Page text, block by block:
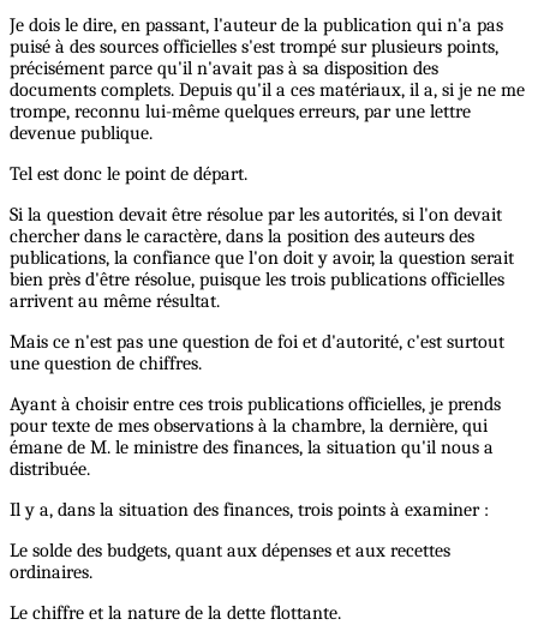
Je dois le dire, en passant, l'auteur de la publication qui n'a pas
puisé à des sources officielles s'est trompé sur plusieurs points,
précisément parce qu'il n'avait pas à sa disposition des
documents complets. Depuis qu'il a ces matériaux, il a, si je ne me
trompe, reconnu lui-même quelques erreurs, par une lettre
devenue publique.
Tel est donc le point de départ.
Si la question devait être résolue par les autorités, si l'on devait
chercher dans le caractère, dans la position des auteurs des
publications, la confiance que l'on doit y avoir, la question serait
bien près d'être résolue, puisque les trois publications officielles
arrivent au même résultat.
Mais ce n'est pas une question de foi et d'autorité, c'est surtout
une question de chiffres.
Ayant à choisir entre ces trois publications officielles, je prends
pour texte de mes observations à la chambre, la dernière, qui
émane de M. le ministre des finances, la situation qu'il nous a
distribuée.
Il y a, dans la situation des finances, trois points à examiner :
Le solde des budgets, quant aux dépenses et aux recettes
ordinaires.
Le chiffre et la nature de la dette flottante.